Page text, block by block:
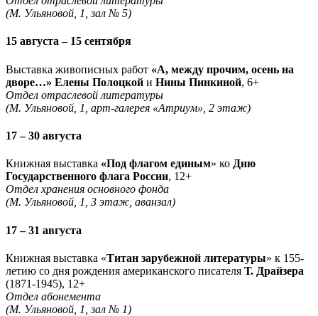
(М. Ульяновой, 1, зал № 5)
15 августа – 15 сентября
Выставка живописных работ «А, между прочим, осень на
дворе…» Елены Полоцкой и Нины Пинкиной, 6+
Отдел отраслевой литературы
(М. Ульяновой, 1, арт-галерея «Атриум», 2 этаж)
17 – 30 августа
Книжная выставка «Под флагом единым» ко Дню
Государственного флага России, 12+
Отдел хранения основного фонда
(М. Ульяновой, 1, 3 этаж, аванзал)
17 – 31 августа
Книжная выставка «Титан зарубежной литературы» к 155-
летию со дня рождения американского писателя Т. Драйзера
(1871-1945), 12+
Отдел абонемента
(М. Ульяновой, 1, зал № 1)